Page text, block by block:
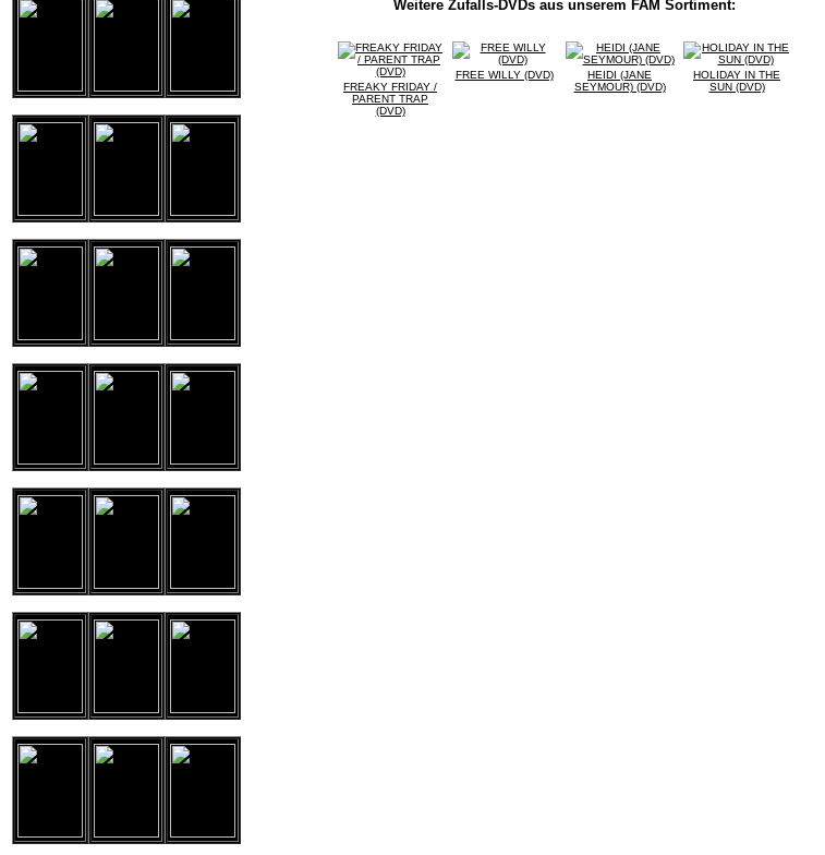
Weitere Zufalls-DVDs aus unserem FAM Sortiment:
FREAKY FRIDAY /
PARENT TRAP
(DVD)
FREE WILLY (DVD)
HEIDI (JANE
SEYMOUR) (DVD)
HOLIDAY IN THE
SUN (DVD)